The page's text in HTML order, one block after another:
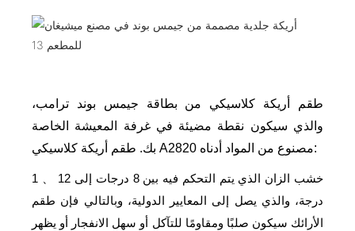
طقم أريكة كلاسيكي من بطاقة جيمس بوند ترامب،
والذي سيكون نقطة مضيئة في غرفة المعيشة الخاصة
بك. طقم أريكة كلاسيكي A2820 مصنوع من المواد أدناه:
1
خشب الزان الذي يتم التحكم فيه بين 8 درجات إلى 12
درجة، والذي يصل إلى المعايير الدولية، وبالتالي فإن طقم
الأرائك سيكون صلبًا ومقاومًا للتآكل أو سهل الانفجار أو يظهر